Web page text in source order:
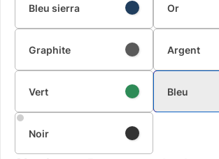
Bleu sierra Or
Graphite Argent
Vert Bleu
Noir